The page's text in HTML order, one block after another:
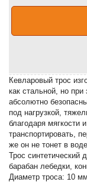
Кевларовый трос
как стальной, но при
абсолютно
под нагрузкой,
благодаря мягкости
транспортировать,
же он не тонет в
Трос синтетический
барабан лебедки,
Диаметр троса: 10